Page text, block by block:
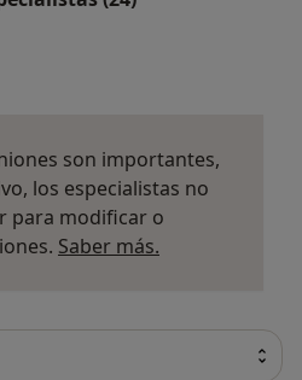
son importantes,
los especialistas no
para modificar o
Saber más.